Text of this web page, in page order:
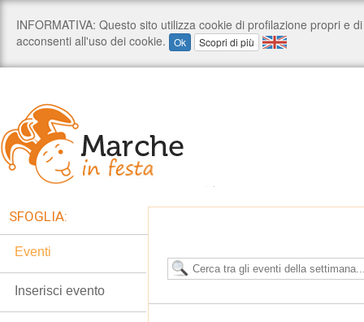
SFOGLIA:
Eventi
Inserisci evento